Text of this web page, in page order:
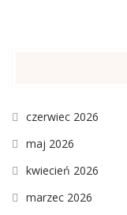
czerwiec 2026
maj 2026
kwiecień 2026
marzec 2026